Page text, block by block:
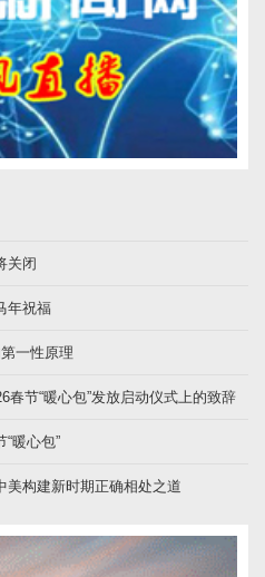
关闭
年祝福
一性原理
节“暖心包”发放启动仪式上的致辞
暖心包”
美构建新时期正确相处之道